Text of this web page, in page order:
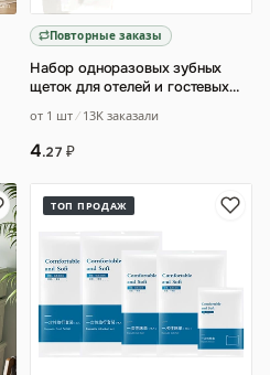
Повторные заказы
Набор одноразовых зубных
щеток для отелей и гостевых
от 1 шт 13K заказали
4.27 ₽
ТОП ПРОДАЖ